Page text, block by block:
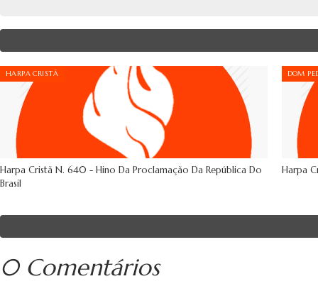
HARPA CRISTÃ
Harpa Cristã N. 640 - Hino Da Proclamação Da República Do
Brasil
DOM
Harpa
0 Comentários